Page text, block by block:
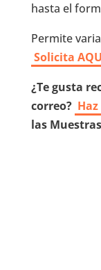
hasta el
Permite
Solicita
¿Te gusta
correo?
las